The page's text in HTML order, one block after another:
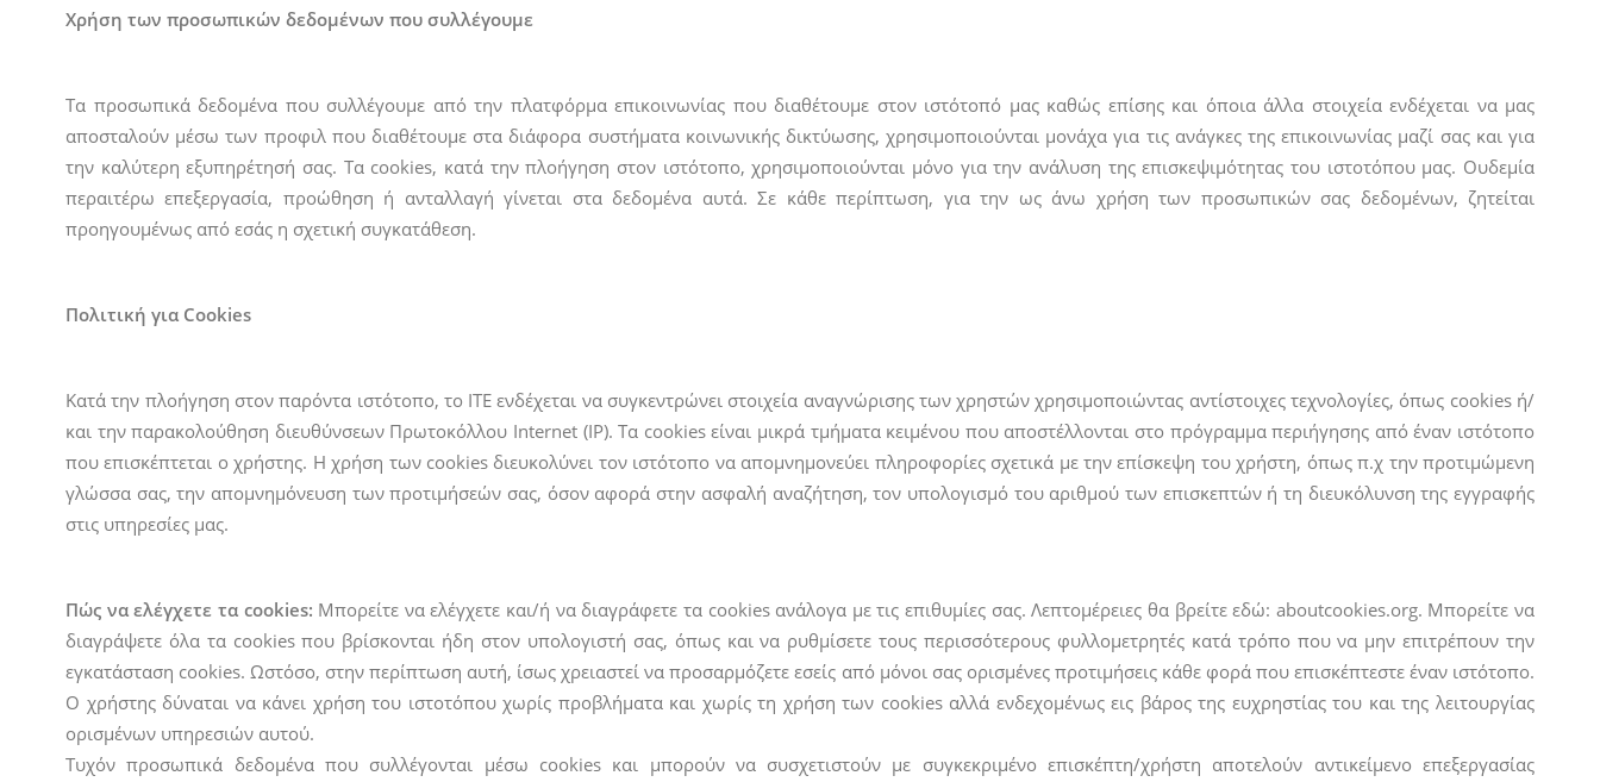
Χρήση των προσωπικών δεδομένων που συλλέγουμε
Τα προσωπικά δεδομένα που συλλέγουμε από την πλατφόρμα επικοινωνίας που διαθέτουμε στον ιστότοπό μας καθώς επίσης και όποια άλλα στοιχεία ενδέχεται να μας
αποσταλούν μέσω των προφιλ που διαθέτουμε στα διάφορα συστήματα κοινωνικής δικτύωσης, χρησιμοποιούνται μονάχα για τις ανάγκες της επικοινωνίας μαζί σας και για
την καλύτερη εξυπηρέτησή σας. Τα cookies, κατά την πλοήγηση στον ιστότοπο, χρησιμοποιούνται μόνο για την ανάλυση της επισκεψιμότητας του ιστοτόπου μας. Ουδεμία
περαιτέρω επεξεργασία, προώθηση ή ανταλλαγή γίνεται στα δεδομένα αυτά. Σε κάθε περίπτωση, για την ως άνω χρήση των προσωπικών σας δεδομένων, ζητείται
προηγουμένως από εσάς η σχετική συγκατάθεση.
Πολιτική για Cookies
Κατά την πλοήγηση στον παρόντα ιστότοπο, το ΙΤΕ ενδέχεται να συγκεντρώνει στοιχεία αναγνώρισης των χρηστών χρησιμοποιώντας αντίστοιχες τεχνολογίες, όπως cookies ή/
και την παρακολούθηση διευθύνσεων Πρωτοκόλλου Internet (IP). Τα cookies είναι μικρά τμήματα κειμένου που αποστέλλονται στο πρόγραμμα περιήγησης από έναν ιστότοπο
που επισκέπτεται ο χρήστης. Η χρήση των cookies διευκολύνει τον ιστότοπο να απομνημονεύει πληροφορίες σχετικά με την επίσκεψη του χρήστη, όπως π.χ την προτιμώμενη
γλώσσα σας, την απομνημόνευση των προτιμήσεών σας, όσον αφορά στην ασφαλή αναζήτηση, τον υπολογισμό του αριθμού των επισκεπτών ή τη διευκόλυνση της εγγραφής
στις υπηρεσίες μας.
Πώς να ελέγχετε τα cookies: Μπορείτε να ελέγχετε και/ή να διαγράφετε τα cookies ανάλογα με τις επιθυμίες σας. Λεπτομέρειες θα βρείτε εδώ: aboutcookies.org. Μπορείτε να
διαγράψετε όλα τα cookies που βρίσκονται ήδη στον υπολογιστή σας, όπως και να ρυθμίσετε τους περισσότερους φυλλομετρητές κατά τρόπο που να μην επιτρέπουν την
εγκατάσταση cookies. Ωστόσο, στην περίπτωση αυτή, ίσως χρειαστεί να προσαρμόζετε εσείς από μόνοι σας ορισμένες προτιμήσεις κάθε φορά που επισκέπτεστε έναν ιστότοπο.
Ο χρήστης δύναται να κάνει χρήση του ιστοτόπου χωρίς προβλήματα και χωρίς τη χρήση των cookies αλλά ενδεχομένως εις βάρος της ευχρηστίας του και της λειτουργίας
ορισμένων υπηρεσιών αυτού.
Τυχόν προσωπικά δεδομένα που συλλέγονται μέσω cookies και μπορούν να συσχετιστούν με συγκεκριμένο επισκέπτη/χρήστη αποτελούν αντικείμενο επεξεργασίας